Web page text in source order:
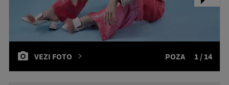
VEZI FOTO POZA 1 / 14